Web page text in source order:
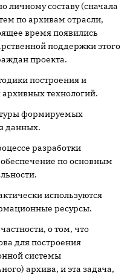
личному составу (сначала
по архивам отрасли,
время появились
поддержки этого
проекта.
построения и
технологий.
формируемых
данных.
разработки
по основным
используются
ресурсы.
о том, что
для построения
системы
архива, и эта задача,